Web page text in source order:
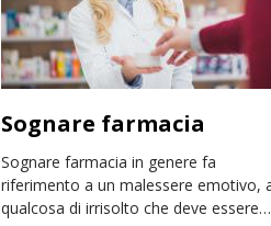
Sognare farmacia
Sognare farmacia in genere fa
riferimento a un malessere emotivo,
qualcosa di irrisolto che deve essere